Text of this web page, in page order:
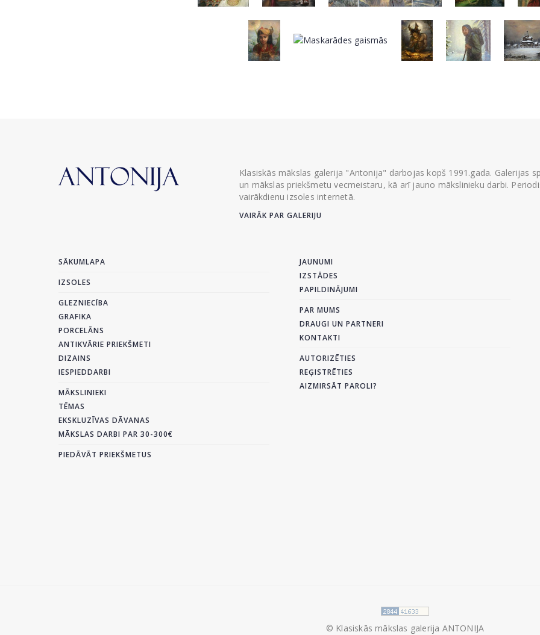
Klasiskās mākslas galerija "Antonija" darbojas kopš 1991.gada. Galerijas
un mākslas priekšmetu vecmeistaru, kā arī jauno mākslinieku darbi.
vairākdienu izsoles internetā.
VAIRĀK PAR GALERIJU
SĀKUMLAPA
IZSOLES
GLEZNIECĪBA
GRAFIKA
PORCELĀNS
ANTIKVĀRIE PRIEKŠMETI
DIZAINS
IESPIEDDARBI
MĀKSLINIEKI
TĒMAS
EKSKLUZĪVAS DĀVANAS
MĀKSLAS DARBI PAR 30-300€
PIEDĀVĀT PRIEKŠMETUS
JAUNUMI
IZSTĀDES
PAPILDINĀJUMI
PAR MUMS
DRAUGI UN PARTNERI
KONTAKTI
AUTORIZĒTIES
REĢISTRĒTIES
AIZMIRSĀT PAROLI?
© Klasiskās mākslas galerija ANTONIJA